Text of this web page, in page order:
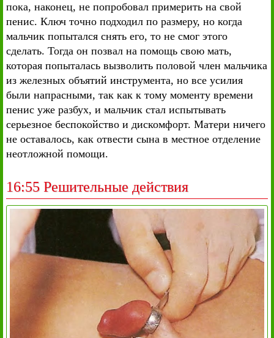
пока, наконец, не попробовал примерить на свой
пенис. Ключ точно подходил по размеру, но когда
мальчик попытался снять его, то не смог этого
сделать. Тогда он позвал на помощь свою мать,
которая попыталась вызволить половой член мальчика
из железных объятий инструмента, но все усилия
были напрасными, так как к тому моменту времени
пенис уже разбух, и мальчик стал испытывать
серьезное беспокойство и дискомфорт. Матери ничего
не оставалось, как отвести сына в местное отделение
неотложной помощи.
16:55 Решительные действия